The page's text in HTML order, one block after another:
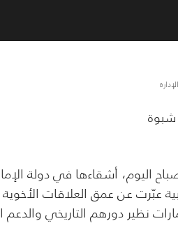
الإدارة
شبوة
عن عمق العلاقات الأخوية
نظير دورهم التاريخي